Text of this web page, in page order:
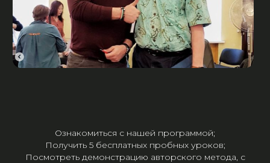
Ознакомиться с нашей программой;
Получить 5 бесплатных пробных уроков;
Посмотреть демонстрацию авторского метода, с